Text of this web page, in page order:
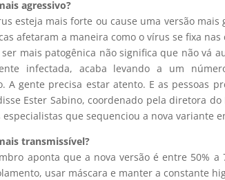
agressivo?
esteja mais forte ou cause uma versão mais
afetaram a maneira como o vírus se fixa nas
mais patogênica não significa que não vá
infectada, acaba levando a um
A gente precisa estar atento. E as pessoas
Ester Sabino, coordenado pela diretora
que sequenciou a nova variante
transmissível?
aponta que a nova versão é entre 50% a
usar máscara e manter a constante